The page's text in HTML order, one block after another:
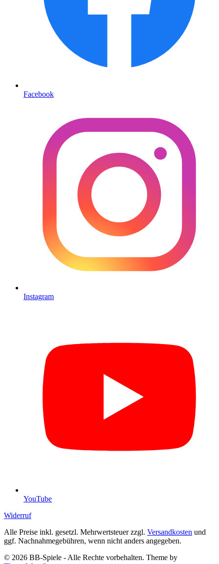
Facebook
Instagram
YouTube
Widerruf
Alle Preise inkl. gesetzl. Mehrwertsteuer zzgl. Versandkosten und
ggf. Nachnahmegebühren, wenn nicht anders angegeben.
© 2026 BB-Spiele - Alle Rechte vorbehalten. Theme by